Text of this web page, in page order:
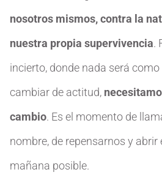
nosotros mismos, contra la
nuestra propia supervivencia.
incierto, donde nada será
cambiar de actitud,
cambio. Es el momento de
nombre, de repensarnos y
mañana posible.